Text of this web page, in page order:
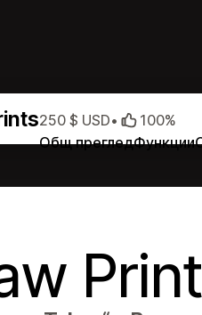
Общ прегледФункции
250 $ USD• 100%